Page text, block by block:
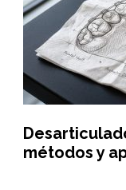
métodos y